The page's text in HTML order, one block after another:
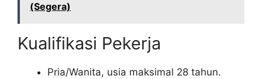
(Segera)
Kualifikasi Pekerja
Pria/Wanita, usia maksimal 28 tahun.